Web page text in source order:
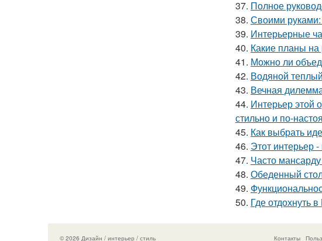
37. Полное
38. Своими руками:
39. Интерьерные
40. Какие планы
41. Можно ли
42. Водяной
43. Вечная
44. Интерьер этой
стильно и по-
45. Как выбрать
46. Этот интерьер
47. Часто
48. Обеденный
49.
50. Где отдохнуть
© 2026 Дизайн / интерьер / стиль Контакты